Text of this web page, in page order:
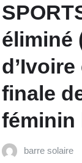
éliminé
finale
féminin
barre solaire